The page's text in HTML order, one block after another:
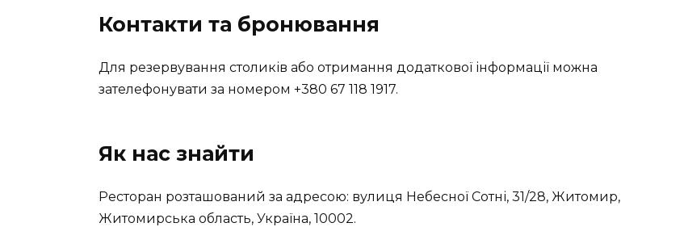
Контакти та бронювання
Для резервування столиків або отримання додаткової інформації можна
зателефонувати за номером +380 67 118 1917.
Як нас знайти
Ресторан розташований за адресою: вулиця Небесної Сотні, 31/28, Житомир,
Житомирська область, Україна, 10002.